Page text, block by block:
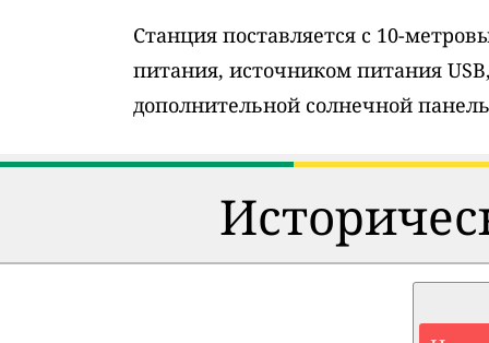
Станция поставляется с 10-
питания, источником питания
дополнительной солнечной